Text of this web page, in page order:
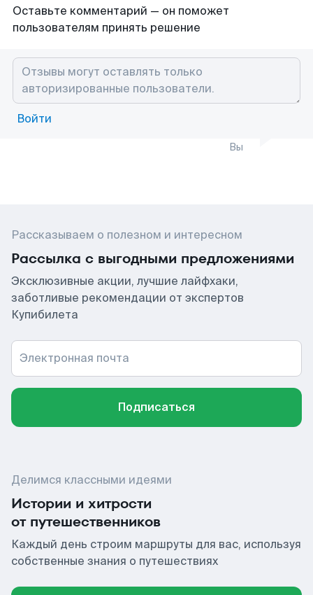
Оставьте комментарий — он поможет
пользователям принять решение
Войти
Вы
Рассказываем о полезном и интересном
Рассылка с выгодными предложениями
Эксклюзивные акции, лучшие лайфхаки,
заботливые рекомендации от экспертов
Купибилета
Электронная почта
Подписаться
Делимся классными идеями
Истории и хитрости
от путешественников
Каждый день строим маршруты для вас, используя
собственные знания о путешествиях